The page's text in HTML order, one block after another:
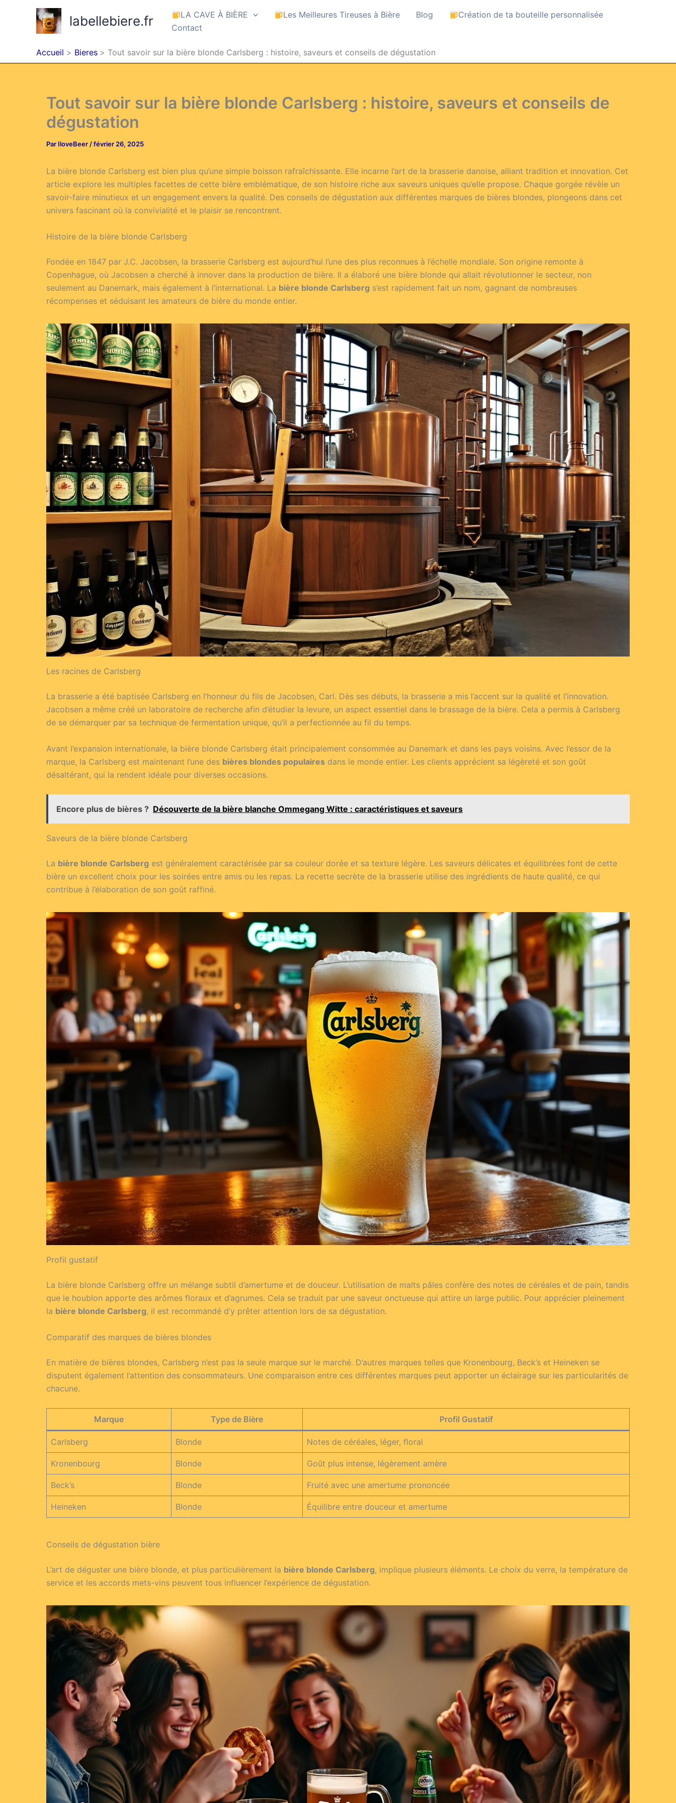
labellebiere.fr LA CAVE À BIÈRE Les Meilleures Tireuses à Bière Blog
Création de ta bouteille personnalisée
Contact
Accueil Bieres Tout savoir sur la bière blonde Carlsberg : histoire, saveurs et conseils de dégustation
Tout savoir sur la bière blonde Carlsberg : histoire, saveurs et conseils de
dégustation
Par IloveBeer /février 26, 2025
La bière blonde Carlsberg est bien plus qu’une simple boisson rafraîchissante. Elle incarne l’art de la brasserie danoise, alliant tradition et innovation. Cet
article explore les multiples facettes de cette bière emblématique, de son histoire riche aux saveurs uniques qu’elle propose. Chaque gorgée révèle un
savoir-faire minutieux et un engagement envers la qualité. Des conseils de dégustation aux différentes marques de bières blondes, plongeons dans cet
univers fascinant où la convivialité et le plaisir se rencontrent.
Histoire de la bière blonde Carlsberg
Fondée en 1847 par J.C. Jacobsen, la brasserie Carlsberg est aujourd’hui l’une des plus reconnues à l’échelle mondiale. Son origine remonte à
Copenhague, où Jacobsen a cherché à innover dans la production de bière. Il a élaboré une bière blonde qui allait révolutionner le secteur, non
seulement au Danemark, mais également à l’international. La bière blonde Carlsberg s’est rapidement fait un nom, gagnant de nombreuses
récompenses et séduisant les amateurs de bière du monde entier.
Les racines de Carlsberg
La brasserie a été baptisée Carlsberg en l’honneur du fils de Jacobsen, Carl. Dès ses débuts, la brasserie a mis l’accent sur la qualité et l’innovation.
Jacobsen a même créé un laboratoire de recherche afin d’étudier la levure, un aspect essentiel dans le brassage de la bière. Cela a permis à Carlsberg
de se démarquer par sa technique de fermentation unique, qu’il a perfectionnée au fil du temps.
Avant l’expansion internationale, la bière blonde Carlsberg était principalement consommée au Danemark et dans les pays voisins. Avec l’essor de la
marque, la Carlsberg est maintenant l’une des bières blondes populaires dans le monde entier. Les clients apprécient sa légèreté et son goût
désaltérant, qui la rendent idéale pour diverses occasions.
Encore plus de bières ? Découverte de la bière blanche Ommegang Witte : caractéristiques et saveurs
Saveurs de la bière blonde Carlsberg
La bière blonde Carlsberg est généralement caractérisée par sa couleur dorée et sa texture légère. Les saveurs délicates et équilibrées font de cette
bière un excellent choix pour les soirées entre amis ou les repas. La recette secrète de la brasserie utilise des ingrédients de haute qualité, ce qui
contribue à l’élaboration de son goût raffiné.
Profil gustatif
La bière blonde Carlsberg offre un mélange subtil d’amertume et de douceur. L’utilisation de malts pâles confère des notes de céréales et de pain, tandis
que le houblon apporte des arômes floraux et d’agrumes. Cela se traduit par une saveur onctueuse qui attire un large public. Pour apprécier pleinement
la bière blonde Carlsberg, il est recommandé d’y prêter attention lors de sa dégustation.
Comparatif des marques de bières blondes
En matière de bières blondes, Carlsberg n’est pas la seule marque sur le marché. D’autres marques telles que Kronenbourg, Beck’s et Heineken se
disputent également l’attention des consommateurs. Une comparaison entre ces différentes marques peut apporter un éclairage sur les particularités de
chacune.
Marque Type de Bière Profil Gustatif
Carlsberg Blonde Notes de céréales, léger, floral
Kronenbourg Blonde Goût plus intense, légèrement amère
Beck’s Blonde Fruité avec une amertume prononcée
Heineken Blonde Équilibre entre douceur et amertume
Conseils de dégustation bière
L’art de déguster une bière blonde, et plus particulièrement la bière blonde Carlsberg, implique plusieurs éléments. Le choix du verre, la température de
service et les accords mets-vins peuvent tous influencer l’expérience de dégustation.